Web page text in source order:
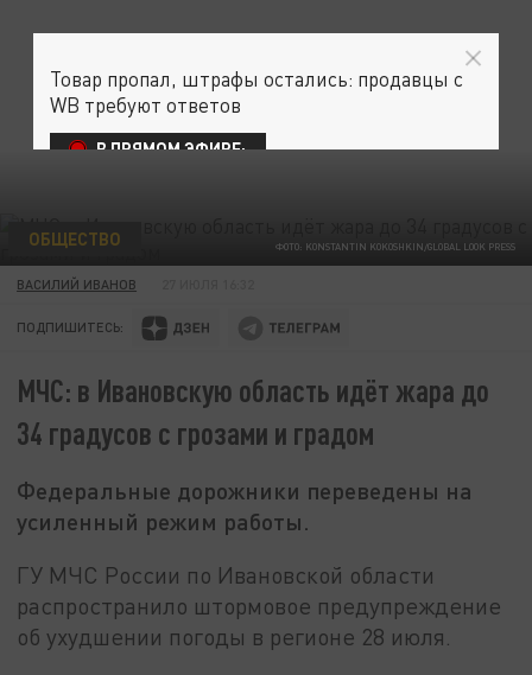
ФОТО: KONSTANTIN KOKOSHKIN/GLOBAL LOOK PRESS
ОБЩЕСТВО
ВАСИЛИЙ ИВАНОВ
ПОДПИШИТЕСЬ:
МЧС: в Ивановскую область идёт жара до
34 градусов с грозами и градом
Федеральные дорожники переведены на
усиленный режим работы.
ГУ МЧС России по Ивановской области
распространило штормовое предупреждение
об ухудшении погоды в регионе 28 июля.
Товар пропал, штрафы остались: продавцы с
WB требуют ответов
В ПРЯМОМ ЭФИРЕ: